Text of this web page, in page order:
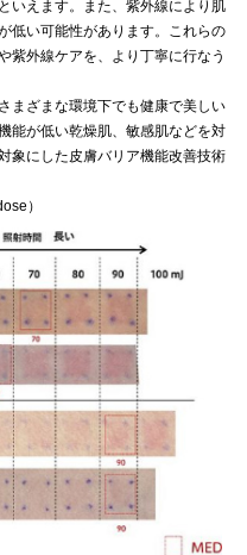
いえます。また、紫外線により肌
低い可能性があります。これらの
紫外線ケアを、より丁寧に行なう
まざまな環境下でも健康で美しい
能が低い乾燥肌、敏感肌などを対
象にした皮膚バリア機能改善技術
）